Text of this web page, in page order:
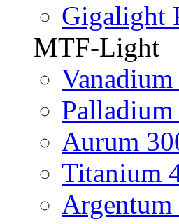
Gigalight
MTF-Light
Aurum
Titanium